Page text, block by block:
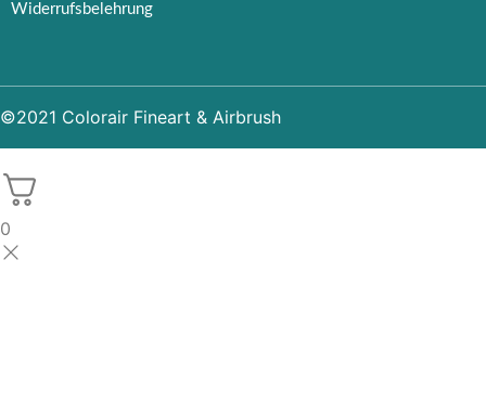
Widerrufsbelehrung
©2021 Colorair Fineart & Airbrush
0